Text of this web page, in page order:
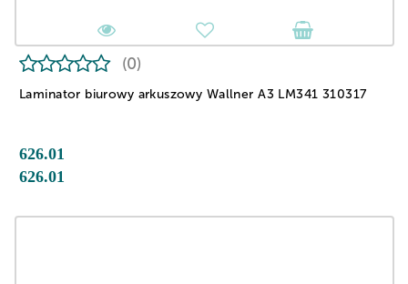
Laminator biurowy arkuszowy Wallner A3 LM341 310317
(0)
626.01
626.01